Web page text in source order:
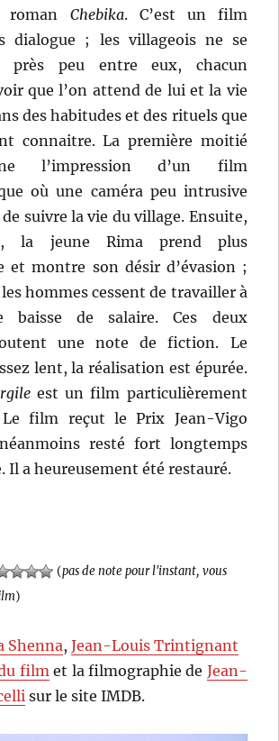
roman Chebika. C’est un film
dialogue ; les villageois ne se
près peu entre eux, chacun
que l’on attend de lui et la vie
des habitudes et des rituels que
connaitre. La première moitié
l’impression d’un film
où une caméra peu intrusive
suivre la vie du village. Ensuite,
la jeune Rima prend plus
et montre son désir d’évasion ;
hommes cessent de travailler à
baisse de salaire. Ces deux
une note de fiction. Le
lent, la réalisation est épurée.
est un film particulièrement
Le film reçut le Prix Jean-Vigo
resté fort longtemps
Il a heureusement été restauré.
(pas de note pour l'instant, vous
)
Shenna,Jean-Louis Trintignant
filmet la filmographie de Jean-
sur le site IMDB.